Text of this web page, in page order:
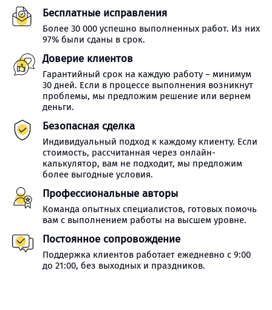
Бесплатные исправления
Более 30 000 успешно выполненных работ. Из них
97% были сданы в срок.
Доверие клиентов
Гарантийный срок на каждую работу – минимум
30 дней. Если в процессе выполнения возникнут
проблемы, мы предложим решение или вернем
деньги.
Безопасная сделка
Индивидуальный подход к каждому клиенту. Если
стоимость, рассчитанная через онлайн-
калькулятор, вам не подходит, мы предложим
более выгодные условия.
Профессиональные авторы
Команда опытных специалистов, готовых помочь
вам с выполнением работы на высшем уровне.
Постоянное сопровождение
Поддержка клиентов работает ежедневно с 9:00
до 21:00, без выходных и праздников.